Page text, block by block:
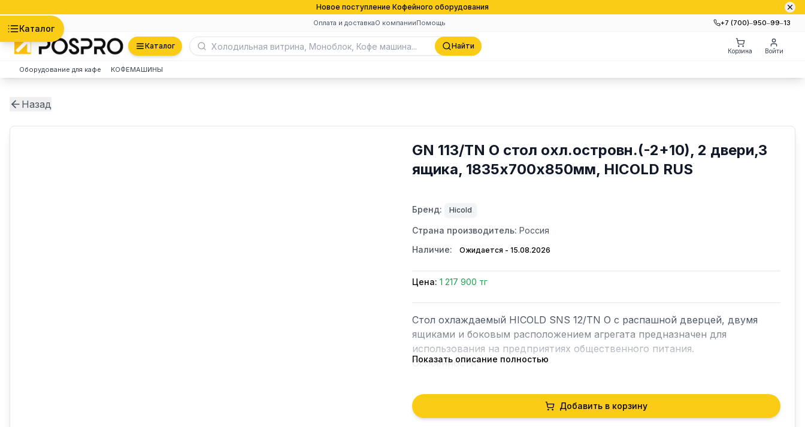
Новое поступление Кофейного оборудования
Оплата и доставкаО компанииПомощь +7 (700)‒950‒99‒13
Каталог
Каталог Найти
Корзина Войти
Оборудование для кафе КОФЕМАШИНЫ
Назад
GN 113/TN O стол охл.островн.(-2+10), 2 двери,3
ящика, 1835х700х850мм, HICOLD RUS
Бренд: Hicold
Страна производитель: Россия
Наличие:
Ожидается - 15.08.2026
Цена: 1 217 900 тг
Стол охлаждаемый HICOLD SNS 12/TN O с распашной дверцей, двумя
ящиками и боковым расположением агрегата предназначен для
использования на предприятиях общественного питания.
Особенности:
Автоматические доводчики дверей с фиксатором открытого положения;
Легкозаменяемые магнитные уплотнители;
Усиленная столешница;
Показать описание полностью
Добавить в корзину